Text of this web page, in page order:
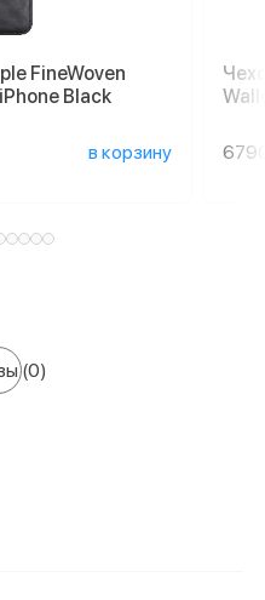
FineWoven
Black
в корзину
(0)